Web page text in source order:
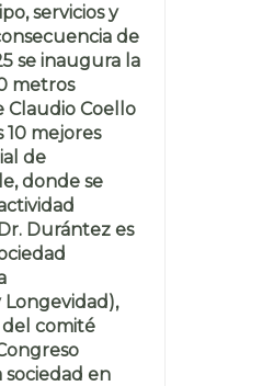
servicios y
de
se inaugura la
metros
Claudio Coello
10 mejores
de
donde se
Durántez es
del comité
en